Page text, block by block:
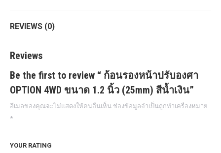
REVIEWS (0)
Reviews
Be the first to review “ ก้อนรองหน้าปรับองศา
OPTION 4WD ขนาด 1.2 นิ้ว (25mm) สีน้ำเงิน”
อีเมลของคุณจะไม่แสดงให้คนอื่นเห็น ช่องข้อมูลจำเป็นถูกทำเครื่องหมาย
*
YOUR RATING